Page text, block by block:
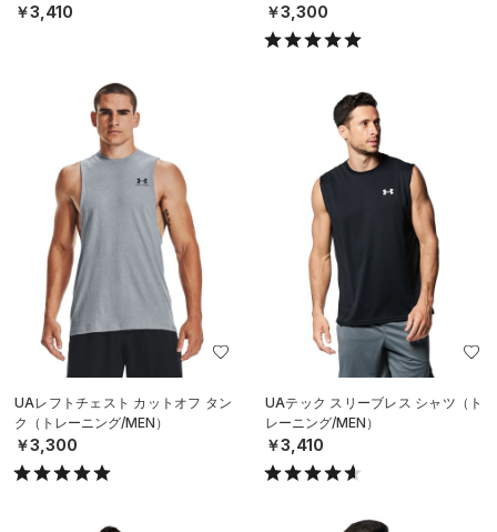
￥3,410 ￥3,300
UAレフトチェスト カットオフ タン
ク（トレーニング/MEN）
￥3,300
UAテック スリーブレス シャツ（ト
レーニング/MEN）
￥3,410